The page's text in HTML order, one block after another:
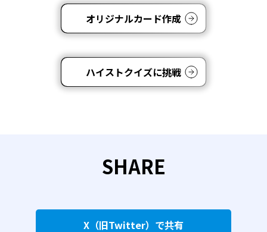
オリジナルカード作成
ハイストクイズに挑戦
SHARE
X（旧Twitter）で共有